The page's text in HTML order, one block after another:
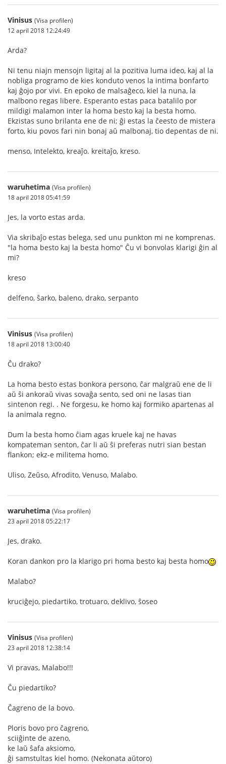
Vinisus (Visa profilen)
12 april 2018 12:24:49
Arda?
Ni tenu niajn mensojn ligitaj al la pozitiva luma ideo, kaj al la
nobliga programo de kies konduto venos la intima bonfarto
kaj ĝojo por vivi. En epoko de malsaĝeco, kiel la nuna, la
malbono regas libere. Esperanto estas paca batalilo por
mildigi malamon inter la homa besto kaj la besta homo.
Ekzistas suno brilanta ene de ni; ĝi estas la ĉeesto de mistera
forto, kiu povos fari nin bonaj aŭ malbonaj, tio depentas de ni.
menso, Intelekto, kreaĵo. kreitaĵo, kreso.
waruhetima (Visa profilen)
18 april 2018 05:41:59
Jes, la vorto estas arda.
Via skribaĵo estas belega, sed unu punkton mi ne komprenas.
"la homa besto kaj la besta homo" Ĉu vi bonvolas klarigi ĝin al
mi?
kreso
delfeno, ŝarko, baleno, drako, serpanto
Vinisus (Visa profilen)
18 april 2018 13:00:40
Ĉu drako?
La homa besto estas bonkora persono, ĉar malgraŭ ene de li
aŭ ŝi ankoraŭ vivas sovaĝa sento, sed oni ne lasas tian
sintenon regi. . Ne forgesu, ke homo kaj formiko apartenas al
la animala regno.
Dum la besta homo ĉiam agas kruele kaj ne havas
kompateman senton, ĉar li aŭ ŝi preferas nutri sian bestan
flankon; ekz-e militema homo.
Uliso, Zeŭso, Afrodito, Venuso, Malabo.
waruhetima (Visa profilen)
23 april 2018 05:22:17
Jes, drako.
Koran dankon pro la klarigo pri homa besto kaj besta homo
Malabo?
kruciĝejo, piedartiko, trotuaro, deklivo, ŝoseo
Vinisus (Visa profilen)
23 april 2018 12:38:14
Vi pravas, Malabo!!!
Ĉu piedartiko?
Ĉagreno de la bovo.
Ploris bovo pro ĉagreno,
sciiĝinte de azeno,
ke laŭ ŝafa aksiomo,
ĝi samstultas kiel homo. (Nekonata aŭtoro)